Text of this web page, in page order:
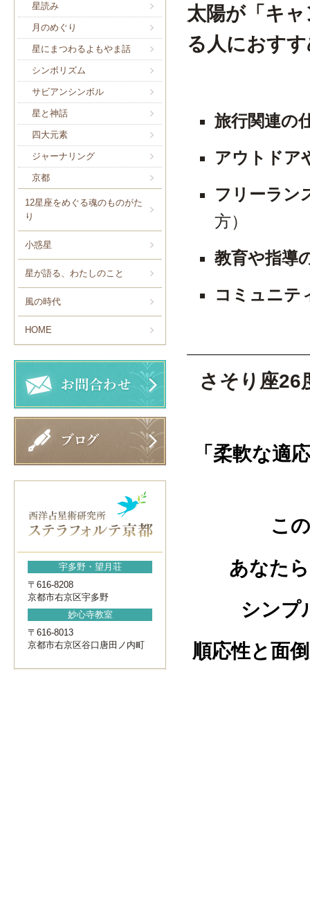
星読み
月のめぐり
星にまつわるよもやま話
シンボリズム
サビアンシンボル
星と神話
四大元素
ジャーナリング
京都
12星座をめぐる魂のものがた
り
小惑星
星が語る、わたしのこと
風の時代
HOME
宇多野・望月荘
〒616-8208
京都市右京区宇多野
妙心寺教室
〒616-8013
京都市右京区谷口唐田ノ内町
太陽が「キ
る人におす
旅行関連の
アウトドア
フリーラン
方）
教育や指導
コミュニテ
さそり座26
「柔軟な適
こ
あなた
シンプ
順応性と面